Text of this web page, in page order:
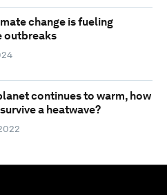
change is fueling
outbreaks
continues to warm, how
a heatwave?